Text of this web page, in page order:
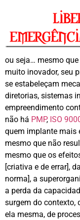
ou seja… mesmo
muito inovador, seu
se estabeleçam
diretorias, sistemas
empreendimento
não há PMP, ISO
quem implante mais
mesmo que não
mesmo que os
[criativa e de errar],
norma], a
a perda da
surgem do contexto,
ela mesma, de